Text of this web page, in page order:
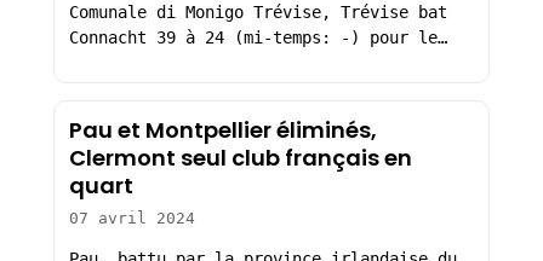
Comunale di Monigo Trévise, Trévise bat
Connacht 39 à 24 (mi-temps: -) pour le…
Pau et Montpellier éliminés,
Clermont seul club français en
quart
07 avril 2024